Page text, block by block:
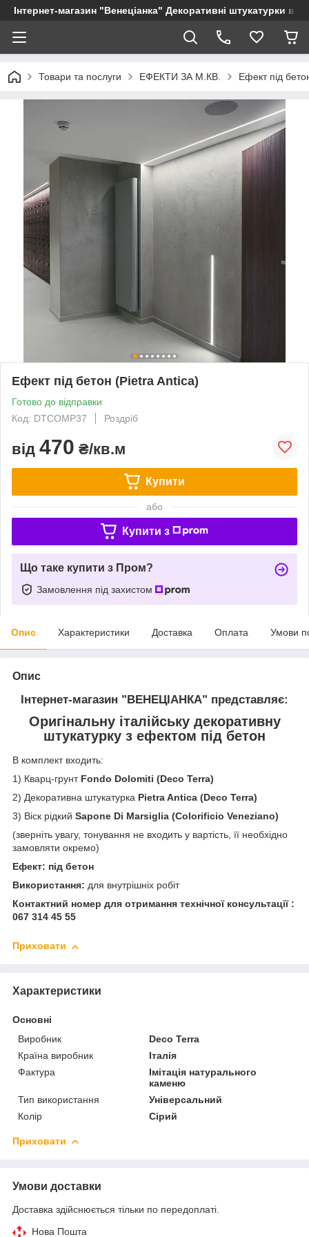
Інтернет-магазин "Венеціанка" Декоративні штукатурки від
Товари та послуги ЕФЕКТИ ЗА М.КВ. Ефект під
Ефект під бетон (Pietra Antica)
Готово до відправки
Код: DTCOMP37
Роздріб
від 470 ₴/кв.м
Купити
або
Купити з
Що таке купити з Пром?
Замовлення під захистом
Опис Характеристики Доставка Оплата Умови
Опис
Інтернет-магазин "ВЕНЕЦІАНКА" представляє:
Оригінальну італійську декоративну
штукатурку з ефектом під бетон
В комплект входить:
1) Кварц-грунт Fondo Dolomiti (Deco Terra)
2) Декоративна штукатурка Pietra Antica (Deco Terra)
3) Віск рідкий Sapone Di Marsiglia (Colorificio Veneziano)
(зверніть увагу, тонування не входить у вартість, її необхідно
замовляти окремо)
Ефект: під бетон
Використання: для внутрішніх робіт
Контактний номер для отримання технічної консультації :
067 314 45 55
Приховати
Характеристики
Основні
Виробник
Deco Terra
Країна виробник
Італія
Фактура
Імітація натурального
каменю
Тип використання
Універсальний
Колір
Сірий
Приховати
Умови доставки
Доставка здійснюється тільки по передоплаті.
Нова Пошта